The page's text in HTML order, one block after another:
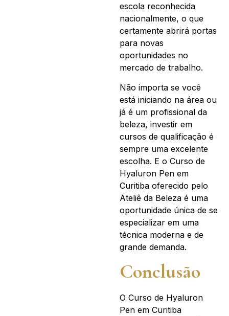
escola reconhecida
nacionalmente, o que
certamente abrirá portas
para novas
oportunidades no
mercado de trabalho.
Não importa se você
está iniciando na área ou
já é um profissional da
beleza, investir em
cursos de qualificação é
sempre uma excelente
escolha. E o Curso de
Hyaluron Pen em
Curitiba oferecido pelo
Ateliê da Beleza é uma
oportunidade única de se
especializar em uma
técnica moderna e de
grande demanda.
Conclusão
O Curso de Hyaluron
Pen em Curitiba